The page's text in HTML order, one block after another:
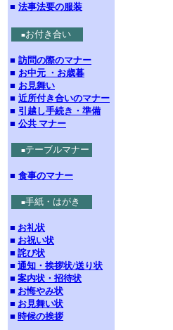
■ 法事法要の服装
■お付き合い
■ 訪問の際のマナー
■ お中元 ・お歳暮
■ お見舞い
■ 近所付き合いのマナー
■ 引越し手続き・準備
■ 公共 マナー
■テーブルマナー
■ 食事のマナー
■手紙・はがき
■ お礼状
■ お祝い状
■ 詫び状
■ 通知・挨拶状/送り状
■ 案内状・招待状
■ お悔やみ状
■ お見舞い状
■ 時候の挨拶